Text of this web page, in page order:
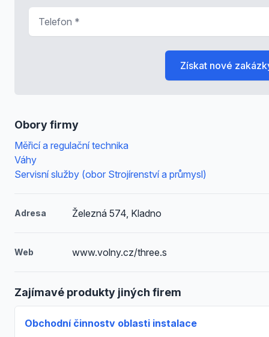
Obory firmy
Měřicí a regulační technika
Váhy
Servisní služby (obor Strojírenství a průmysl)
Adresa Železná 574, Kladno
Web www.volny.cz/three.s
Zajímavé produkty jiných firem
Obchodní činnostv oblasti instalace
Získat nové